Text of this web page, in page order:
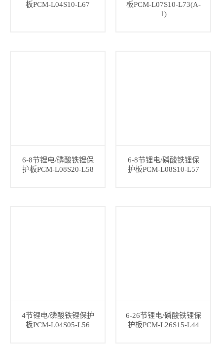
板PCM-L04S10-L67
板PCM-L07S10-L73(A-
1)
6-8节锂电/磷酸铁锂保
护板PCM-L08S20-L58
6-8节锂电/磷酸铁锂保
护板PCM-L08S10-L57
4节锂电/磷酸铁锂保护
板PCM-L04S05-L56
6-26节锂电/磷酸铁锂保
护板PCM-L26S15-L44